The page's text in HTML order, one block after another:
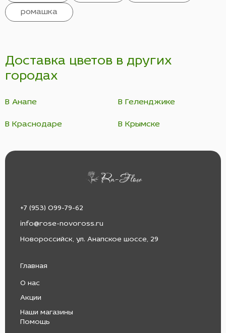
ромашка
Доставка цветов в других
городах
В Анапе В Геленджике
В Краснодаре В Крымске
+7 (953) 099-79-62
info@rose-novoross.ru
Новороссийск, ул. Анапское шоссе, 29
Главная
О нас
Акции
Наши магазины
Помощь